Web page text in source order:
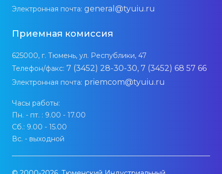
Электронная почта: general@tyuiu.ru
Приемная комиссия
625000, г. Тюмень, ул. Республики, 47
Телефон/факс: 7 (3452) 28-30-30, 7 (3452) 68 57 66
Электронная почта: priemcom@tyuiu.ru
Часы работы:
Пн. - пт. : 9.00 - 17.00
Сб.: 9.00 - 15.00
Вс. - выходной